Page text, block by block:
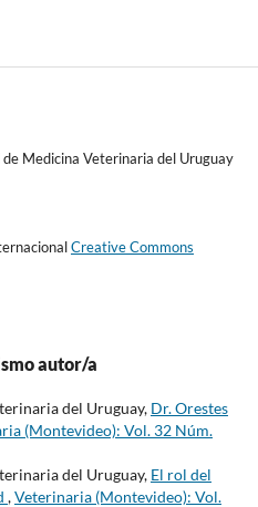
Medicina Veterinaria del Uruguay
Creative Commons
autor/a
del Uruguay, Dr. Orestes
(Montevideo): Vol. 32 Núm.
del Uruguay, El rol del
,Veterinaria (Montevideo): Vol.